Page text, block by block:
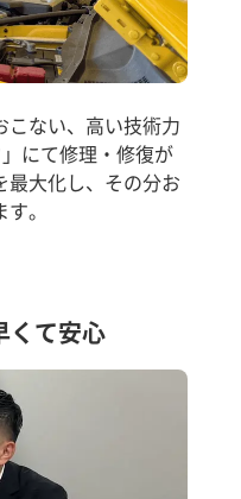
こない、高い技術力
にて修理・修復が
最大化し、その分お
。
くて安心